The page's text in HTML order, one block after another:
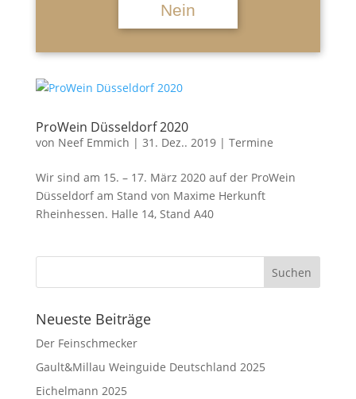
genussvolle Reise vom Rheingau nach Rheinhessen,
von der Nahe an die Bergstraße, von der Mosel...
ProWein Düsseldorf 2020
von Neef Emmich | 31. Dez.. 2019| Termine
Wir sind am 15. – 17. März 2020 auf der ProWein
Düsseldorf am Stand von Maxime Herkunft
Rheinhessen. Halle 14, Stand A40
Neueste Beiträge
Der Feinschmecker
Gault&Millau Weinguide Deutschland 2025
Eichelmann 2025
Nein